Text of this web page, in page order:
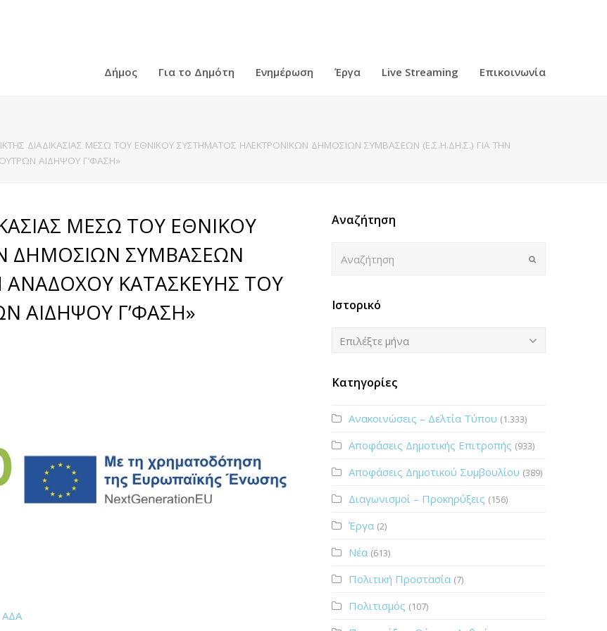
Δήμος Για το Δημότη Ενημέρωση Έργα Live Streaming Επικοινωνία
ΔΙΑΔΙΚΑΣΙΑΣ ΜΕΣΩ ΤΟΥ ΕΘΝΙΚΟΥ ΣΥΣΤΗΜΑΤΟΣ ΗΛΕΚΤΡΟΝΙΚΩΝ ΔΗΜΟΣΙΩΝ ΣΥΜΒΑΣΕΩΝ (Ε.Σ.Η.ΔΗ.Σ.) ΓΙΑ ΤΗΝ
ΑΙΔΗΨΟΥ Γ’ΦΑΣΗ»
ΜΕΣΩ ΤΟΥ ΕΘΝΙΚΟΥ
ΔΗΜΟΣΙΩΝ ΣΥΜΒΑΣΕΩΝ
ΑΝΑΔΟΧΟΥ ΚΑΤΑΣΚΕΥΗΣ ΤΟΥ
ΑΙΔΗΨΟΥ Γ’ΦΑΣΗ»
Αναζήτηση
Ιστορικό
Ιστορικό
Επιλέξτε μήνα
Κατηγορίες
Ανακοινώσεις – Δελτία Τύπου (1.333)
Αποφάσεις Δημοτικής Επιτροπής (933)
Αποφάσεις Δημοτικού Συμβουλίου (389)
Διαγωνισμοί – Προκηρύξεις (156)
Έργα (2)
Νέα (613)
Πολιτική Προστασία (7)
Πολιτισμός (107)